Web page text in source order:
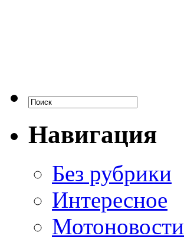
Навигация
Без рубрики
Интересное
Мотоновости